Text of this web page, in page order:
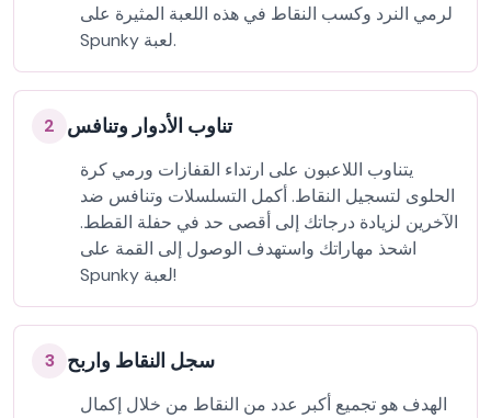
لرمي النرد وكسب النقاط في هذه اللعبة المثيرة على
Spunky لعبة.
2 تناوب الأدوار وتنافس
يتناوب اللاعبون على ارتداء القفازات ورمي كرة
الحلوى لتسجيل النقاط. أكمل التسلسلات وتنافس ضد
الآخرين لزيادة درجاتك إلى أقصى حد في حفلة القطط.
اشحذ مهاراتك واستهدف الوصول إلى القمة على
Spunky لعبة!
3 سجل النقاط واربح
الهدف هو تجميع أكبر عدد من النقاط من خلال إكمال